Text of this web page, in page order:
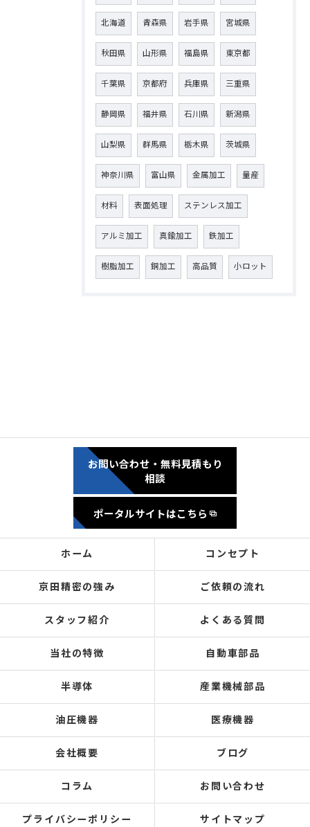
北海道 青森県 岩手県 宮城県
秋田県 山形県 福島県 東京都
千葉県 京都府 兵庫県 三重県
静岡県 福井県 石川県 新潟県
山梨県 群馬県 栃木県 茨城県
神奈川県 富山県 金属加工 量産
材料 表面処理 ステンレス加工
アルミ加工 真鍮加工 鉄加工
樹脂加工 銅加工 高品質 小ロット
お問い合わせ・無料見積もり
相談
ポータルサイトはこちら
ホーム コンセプト
京田精密の強み ご依頼の流れ
スタッフ紹介 よくある質問
当社の特徴 自動車部品
半導体 産業機械部品
油圧機器 医療機器
会社概要 ブログ
コラム お問い合わせ
プライバシーポリシー サイトマップ